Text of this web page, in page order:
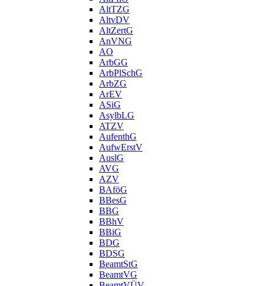
AltTZG
AltvDV
AltZertG
AnVNG
AO
ArbGG
ArbPlSchG
ArbZG
ArEV
ASiG
AsylbLG
ATZV
AufenthG
AufwErstV
AuslG
AVG
AZV
BAföG
BBesG
BBG
BBhV
BBiG
BDG
BDSG
BeamtStG
BeamtVG